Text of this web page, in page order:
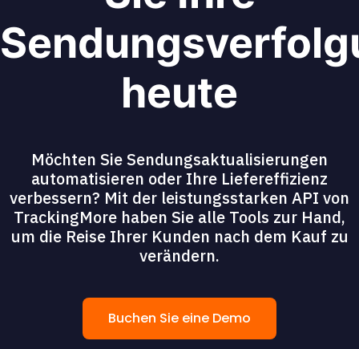
heute
Möchten Sie Sendungsaktualisierungen
automatisieren oder Ihre Liefereffizienz
verbessern? Mit der leistungsstarken API von
TrackingMore haben Sie alle Tools zur Hand,
um die Reise Ihrer Kunden nach dem Kauf zu
verändern.
Buchen Sie eine Demo